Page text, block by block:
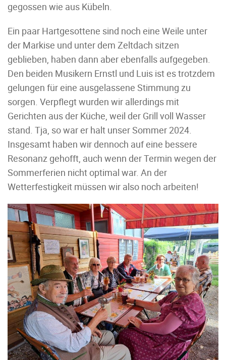
gegossen wie aus Kübeln.
Ein paar Hartgesottene sind noch eine Weile unter
der Markise und unter dem Zeltdach sitzen
geblieben, haben dann aber ebenfalls aufgegeben.
Den beiden Musikern Ernstl und Luis ist es trotzdem
gelungen für eine ausgelassene Stimmung zu
sorgen. Verpflegt wurden wir allerdings mit
Gerichten aus der Küche, weil der Grill voll Wasser
stand. Tja, so war er halt unser Sommer 2024.
Insgesamt haben wir dennoch auf eine bessere
Resonanz gehofft, auch wenn der Termin wegen der
Sommerferien nicht optimal war. An der
Wetterfestigkeit müssen wir also noch arbeiten!